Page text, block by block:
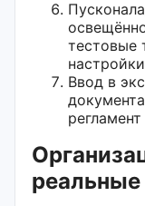
тестовые
Ввод в
реальные